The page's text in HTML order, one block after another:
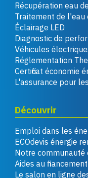
Récupération eau
Traitement de l'eau
Éclairage LED
Diagnostic de
Véhicules
Réglementation
Certificat économie
L'assurance pour
Découvrir
Emploi dans les
ECOdevis énergie
Notre communauté
Aides au
Le salon en ligne